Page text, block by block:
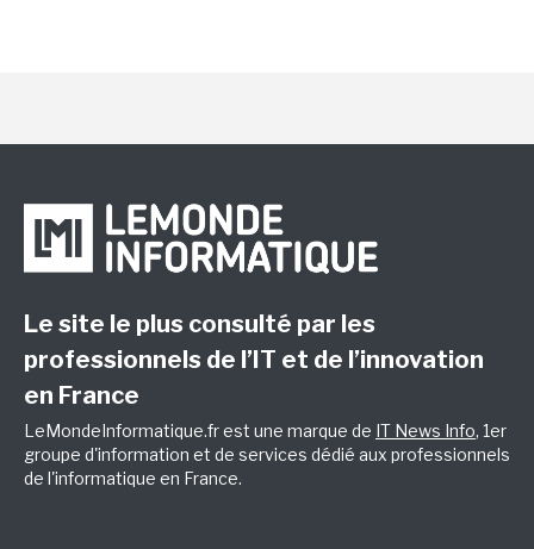
Le site le plus consulté par les
professionnels de l’IT et de l’innovation
en France
LeMondeInformatique.fr est une marque de IT News Info, 1er
groupe d'information et de services dédié aux professionnels
de l'informatique en France.